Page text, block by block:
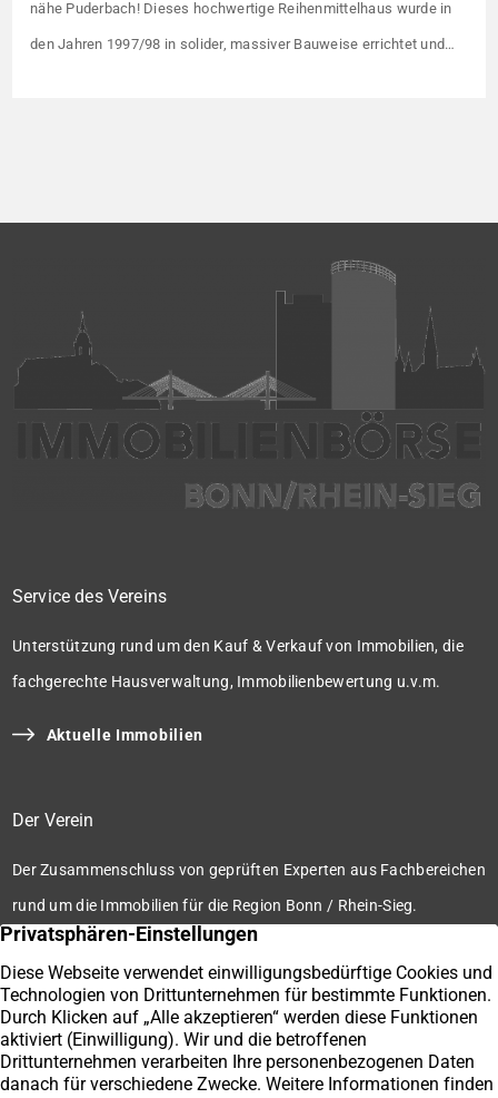
nähe Puderbach! Dieses hochwertige Reihenmittelhaus wurde in
den Jahren 1997/98 in solider, massiver Bauweise errichtet und
Der Verein
Der Zusammenschluss von geprüften Experten aus Fachbereichen
rund um die Immobilien für die Region Bonn / Rhein-Sieg.
Service des Vereins
Unterstützung rund um den Kauf & Verkauf von Immobilien, die
fachgerechte Hausverwaltung, Immobilienbewertung u.v.m.
Aktuelle Immobilien